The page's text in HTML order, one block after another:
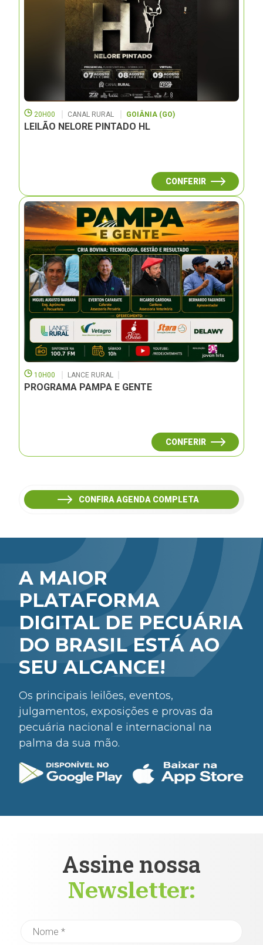
20H00 CANAL RURAL GOIÂNIA (GO)
LEILÃO NELORE PINTADO HL
CONFERIR
10H00 LANCE RURAL
PROGRAMA PAMPA E GENTE
CONFERIR
CONFIRA AGENDA COMPLETA
A MAIOR
PLATAFORMA
DIGITAL DE PECUÁRIA
DO BRASIL ESTÁ AO
SEU ALCANCE!
Os principais leilões, eventos,
julgamentos, exposições e provas da
pecuária nacional e internacional na
palma da sua mão.
Assine nossa
Newsletter: